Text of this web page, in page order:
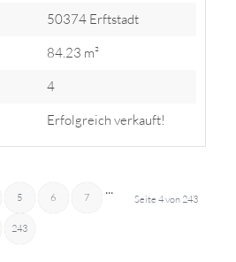
50374 Erftstadt
84.23 m²
4
Erfolgreich verkauft!
Seite 4 von 243
5 6 7 ...
243